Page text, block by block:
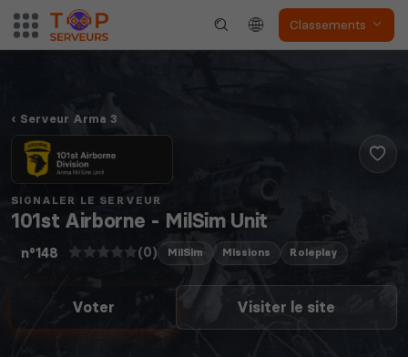
Classements
S&Box V Rising
Soulmask
Serveur Arma 3
SIGNALER LE SERVEUR
101st Airborne - MilSim Unit
n°148 (0) MilSim Missions Roleplay
Voter Visiter le site